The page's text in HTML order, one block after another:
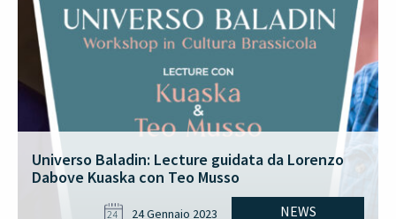
Universo Baladin: Lecture guidata da Lorenzo
Dabove Kuaska con Teo Musso
NEWS
24 24 Gennaio 2023